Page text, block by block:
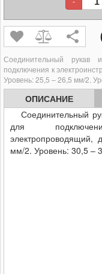
-
Соединительный рукав
подключения к
Уровень: 25,5 – 26,5 мм/2.
ОПИСАНИЕ
Соединительный
для
мм/2. Уровень: 30,5 –